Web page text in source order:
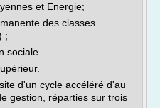
et Energie;
des classes
;
sociale.
d'un cycle accéléré d'au
gestion, réparties sur trois